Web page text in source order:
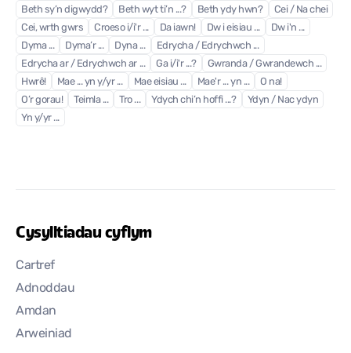
Beth sy’n digwydd?
Beth wyt ti’n ...? Beth ydy hwn?
Cei / Na chei
Cei, wrth gwrs
Croeso i/i'r ... Da iawn! Dw i eisiau ...
Dw i'n ...
Dyma ...
Dyma’r ... Dyna ...
Edrycha / Edrychwch ...
Edrycha ar / Edrychwch ar ...
Ga i/i'r ...?
Gwranda / Gwrandewch ...
Hwrê!
Mae ... yn y/yr ... Mae eisiau ... Mae'r ... yn ...
O na!
O’r gorau!
Teimla ... Tro ... Ydych chi’n hoffi ...?
Ydyn / Nac ydyn
Yn y/yr ...
Cysylltiadau cyflym
Cartref
Adnoddau
Amdan
Arweiniad